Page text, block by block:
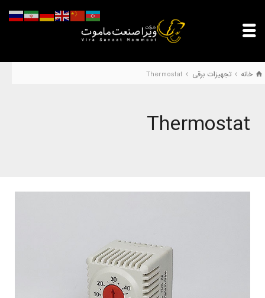
خانه تجهیزات برقی Thermostat
Thermostat